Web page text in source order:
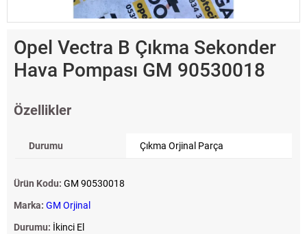
Opel Vectra B Çıkma Sekonder
Hava Pompası GM 90530018
Özellikler
Durumu Çıkma Orjinal Parça
Ürün Kodu: GM 90530018
Marka: GM Orjinal
Durumu: İkinci El